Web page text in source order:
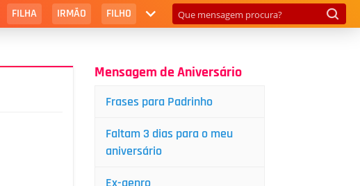
FILHA IRMÃO FILHO
Mensagem de Aniversário
Frases para Padrinho
Faltam 3 dias para o meu
aniversário